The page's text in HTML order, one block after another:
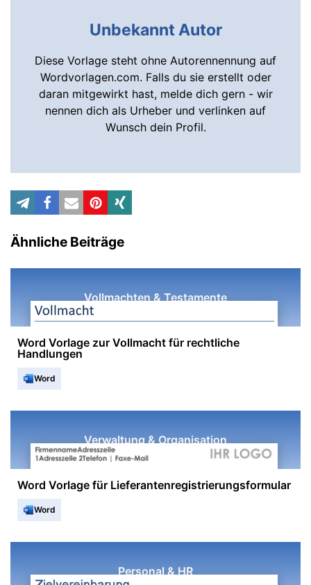
Unbekannt Autor
Diese Vorlage steht ohne Autorennennung auf
Wordvorlagen.com. Falls du sie erstellt oder
daran mitgewirkt hast, melde dich gern - wir
nennen dich als Urheber und verlinken auf
Wunsch dein Profil.
Ähnliche Beiträge
Vollmachten & Testamente
Word Vorlage zur Vollmacht für rechtliche
Handlungen
Word
Verwaltung & Organisation
Word Vorlage für Lieferantenregistrierungsformular
Word
Personal & HR